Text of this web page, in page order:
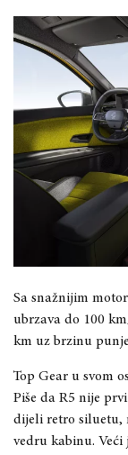
Sa snažnijim
ubrzava do 100
km uz brzinu
Top Gear u svom
Piše da R5 nije
dijeli retro siluetu,
vedru kabinu. Veći